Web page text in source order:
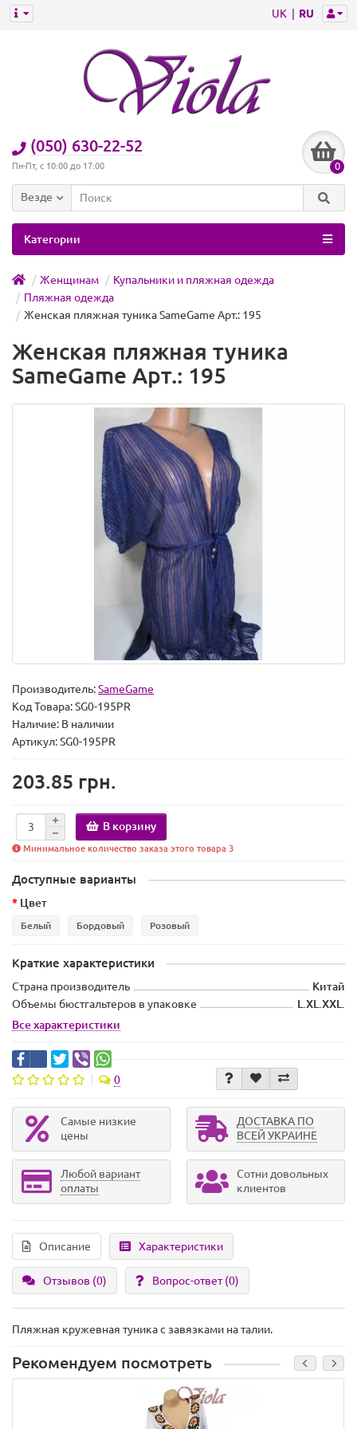
UK RU
(050) 630-22-52
Пн-Пт, с 10:00 до 17:00 0
Везде
Категории
Женщинам
Купальники и пляжная одежда
Пляжная одежда
Женская пляжная туника SameGame Арт.: 195
Женская пляжная туника
SameGame Арт.: 195
Производитель:SameGame
Код Товара:SG0-195PR
Наличие: В наличии
Артикул: SG0-195PR
203.85 грн.
В корзину
Минимальное количество заказа этого товара 3
Доступные варианты
Цвет
Белый Бордовый Розовый
Краткие характеристики
Страна производитель
Китай
Объемы бюстгальтеров в упаковке
L.XL.XXL.
Все характеристики
0
Самые низкие
цены
ДОСТАВКА ПО
ВСЕЙ УКРАИНЕ
Любой вариант
оплаты
Сотни довольных
клиентов
Описание Характеристики
Отзывов (0) Вопрос-ответ(0)
Пляжная кружевная туника с завязками на талии.
Рекомендуем посмотреть